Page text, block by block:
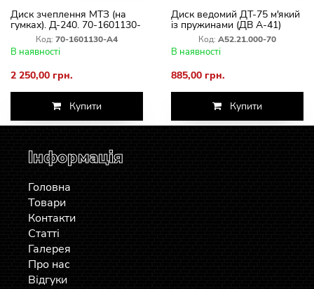
Диск зчеплення МТЗ (на
гумках). Д-240. 70-1601130-
А4 Білорусь (БЗТД)
Код: 70-1601130-А4
В наявності
2 250,00 грн.
Купити
Диск ведомий ДТ-75 м'який
із пружинами (ДВ А-41)
Код: А52.21.000-70
В наявності
885,00 грн.
Купити
Інформація
Головна
Товари
Контакти
Статті
Галерея
Про нас
Відгуки